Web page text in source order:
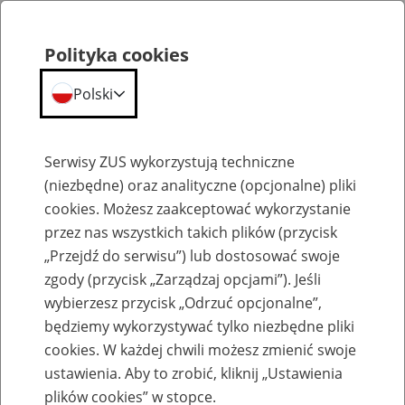
Aktualności
Coraz więcej cudzoziemców objętych
ubezpieczeniem społecznym
Polityka cookies
Polski
Serwisy ZUS wykorzystują techniczne
(niezbędne) oraz analityczne (opcjonalne) pliki
cookies. Możesz zaakceptować wykorzystanie
przez nas wszystkich takich plików (przycisk
„Przejdź do serwisu”) lub dostosować swoje
zgody (przycisk „Zarządzaj opcjami”). Jeśli
wybierzesz przycisk „Odrzuć opcjonalne”,
będziemy wykorzystywać tylko niezbędne pliki
cookies. W każdej chwili możesz zmienić swoje
ustawienia. Aby to zrobić, kliknij „Ustawienia
plików cookies” w stopce.